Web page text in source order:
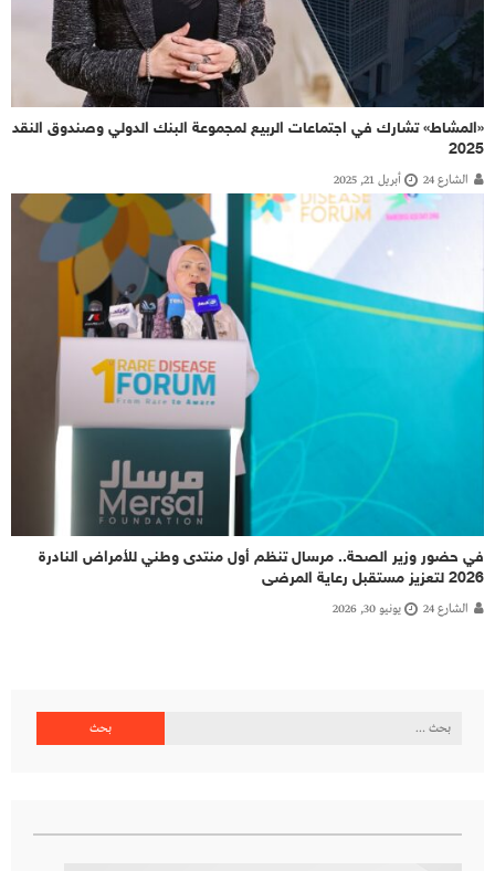
«المشاط» تشارك في اجتماعات الربيع لمجموعة البنك الدولي وصندوق النقد
2025
الشارع 24 أبريل 21, 2025
في حضور وزير الصحة.. مرسال تنظم أول منتدى وطني للأمراض النادرة
2026 لتعزيز مستقبل رعاية المرضى
الشارع 24 يونيو 30, 2026
البحث